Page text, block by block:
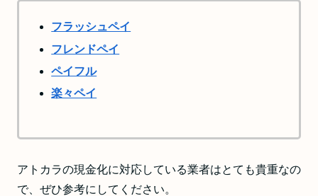
フラッシュペイ
フレンドペイ
ペイフル
楽々ペイ
アトカラの現金化に対応している業者はとても貴重なの
で、ぜひ参考にしてください。